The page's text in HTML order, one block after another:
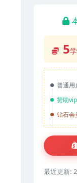
5
普通用
赞助
钻石会
最近更新: